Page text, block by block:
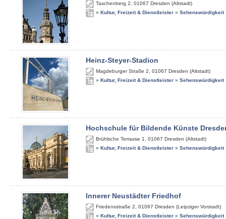
Taschenberg 2 01067 Dresden (Altstadt)
» Kultur, Freizeit & Dienstleister » Sehenswürdigkeit
Heinz-Steyer-Stadion
Magdeburger Straße 2 01067 Dresden (Altstadt)
» Kultur, Freizeit & Dienstleister » Sehenswürdigkeit
Hochschule für Bildende Künste
Brühlsche Terrasse 1 01067 Dresden (Altstadt)
» Kultur, Freizeit & Dienstleister » Sehenswürdigkeit
Innerer Neustädter Friedhof
Friedensstraße 2 01097 Dresden (Leipziger Vorstadt)
» Kultur, Freizeit & Dienstleister » Sehenswürdigkeit